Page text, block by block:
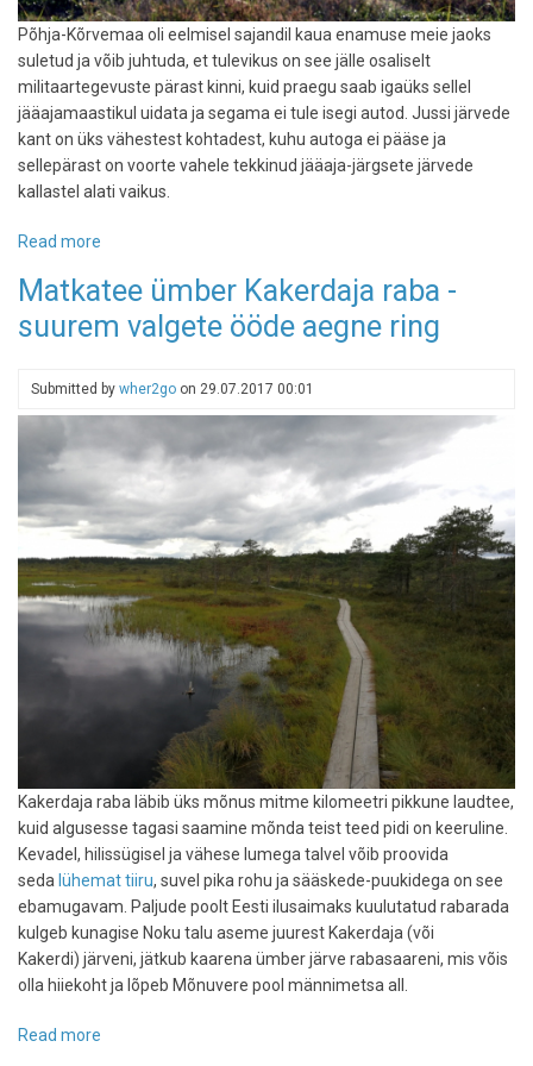
Põhja-Kõrvemaa oli eelmisel sajandil kaua enamuse meie jaoks
suletud ja võib juhtuda, et tulevikus on see jälle osaliselt
militaartegevuste pärast kinni, kuid praegu saab igaüks sellel
jääajamaastikul uidata ja segama ei tule isegi autod. Jussi järvede
kant on üks vähestest kohtadest, kuhu autoga ei pääse ja
sellepärast on voorte vahele tekkinud jääaja-järgsete järvede
kallastel alati vaikus.
Read more
järvede
autovabad
Matkatee ümber Kakerdaja raba -
suurem valgete ööde aegne ring
Submitted by wher2go on 29.07.2017 00:01
Kakerdaja raba läbib üks mõnus mitme kilomeetri pikkune laudtee,
kuid algusesse tagasi saamine mõnda teist teed pidi on keeruline.
Kevadel, hilissügisel ja vähese lumega talvel võib proovida
seda lühemat tiiru, suvel pika rohu ja sääskede-puukidega on see
ebamugavam. Paljude poolt Eesti ilusaimaks kuulutatud rabarada
kulgeb kunagise Noku talu aseme juurest Kakerdaja (või
Kakerdi) järveni, jätkub kaarena ümber järve rabasaareni, mis võis
olla hiiekoht ja lõpeb Mõnuvere pool männimetsa all.
Read more